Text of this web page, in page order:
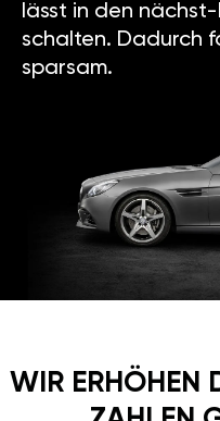
lässt in den
schalten. Dadurch
sparsam.
WIR ERHÖHEN